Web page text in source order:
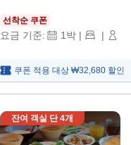
선착순 쿠폰
요금 기준: 1박 | |
쿠폰 적용 대상 ₩32,680 할인
잔여 객실 단4개